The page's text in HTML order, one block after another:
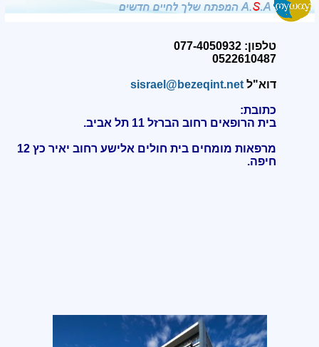
טלפון: 077-4050932
0522610487
דוא"לsisrael@bezeqint.net
כתובת:
בית הרופאים רחוב הברזל 11 תל אביב.
מרפאות מומחים בית חולים אלישע רחוב יאיר כץ 12
חיפה.